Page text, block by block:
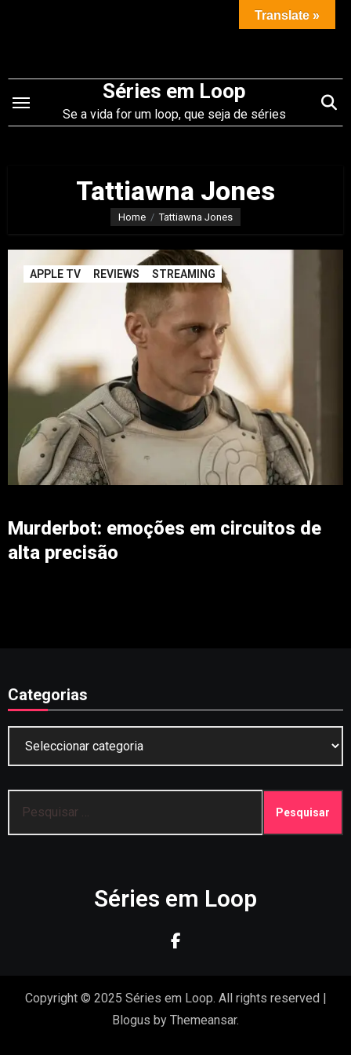
conteúdo
Séries em Loop
Se a vida for um loop, que seja de séries
Tattiawna Jones
Home Tattiawna Jones
APPLE TV REVIEWS STREAMING
Murderbot: emoções em circuitos de
alta precisão
Categorias
por:
Séries em Loop
Copyright © 2025 Séries em Loop. All rights reserved |
Blogus by Themeansar.
Translate »